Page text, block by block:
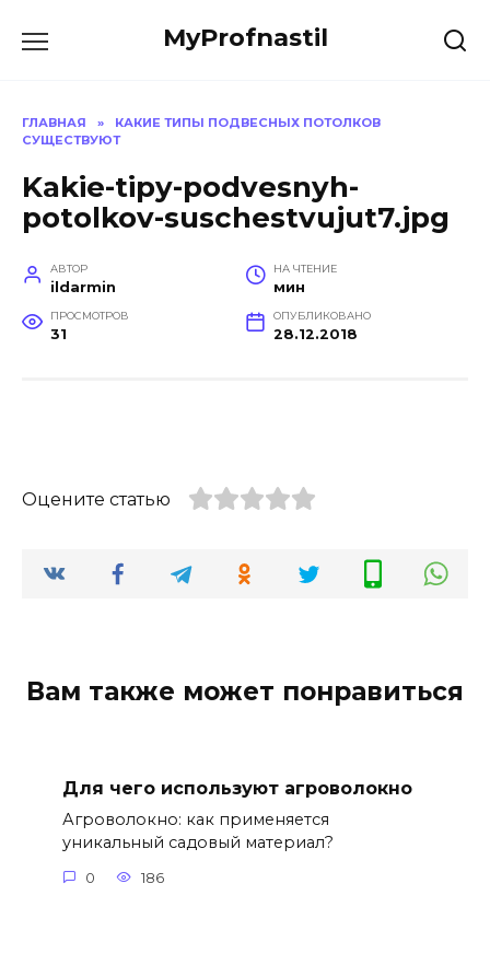
MyProfnastil
ГЛАВНАЯ »
КАКИЕ ТИПЫ ПОДВЕСНЫХ ПОТОЛКОВ
СУЩЕСТВУЮТ
Kakie-tipy-podvesnyh-
potolkov-suschestvujut7.jpg
АВТОР
ildarmin
НА ЧТЕНИЕ
мин
ПРОСМОТРОВ
31
ОПУБЛИКОВАНО
28.12.2018
Оцените статью
Вам также может понравиться
Для чего используют агроволокно
Агроволокно: как применяется
уникальный садовый материал?
0 186